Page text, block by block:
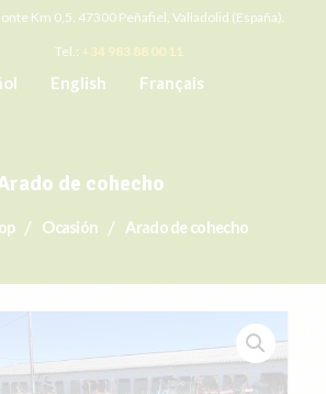
Km 0,5. 47300 Peñafiel, Valladolid (España).
Tel.: +34 983 88 00 11
English Français
de cohecho
Ocasión Arado de cohecho